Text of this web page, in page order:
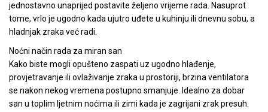
jednostavno unaprijed postavite željeno vrijeme rada. Nasuprot
tome, vrlo je ugodno kada ujutro uđete u kuhinju ili dnevnu sobu, a
hladnjak zraka već radi.
Noćni način rada za miran san
Kako biste mogli opušteno zaspati uz ugodno hlađenje,
provjetravanje ili ovlaživanje zraka u prostoriji, brzina ventilatora
se nakon nekog vremena postupno smanjuje. Idealno za dobar
san u toplim ljetnim noćima ili zimi kada je zagrijani zrak presuh.